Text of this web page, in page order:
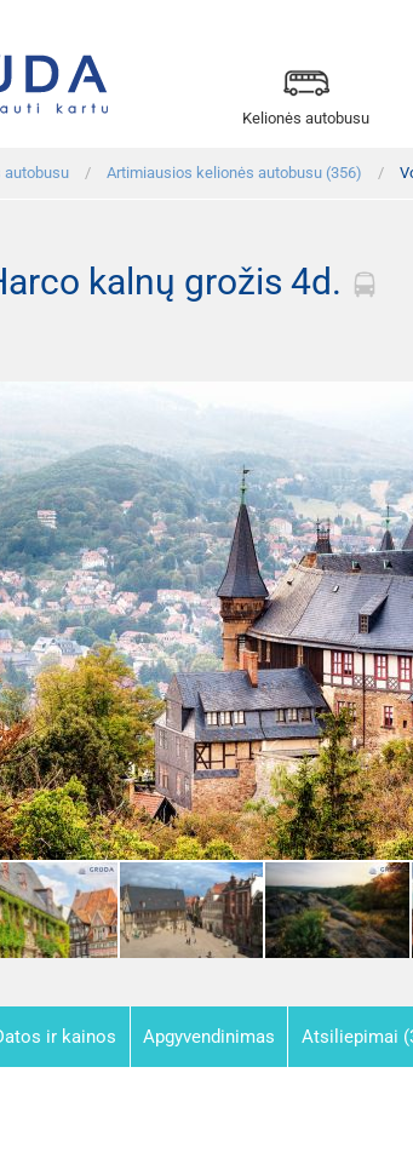
Kelionės autobusu
autobusu Artimiausios kelionės autobusu (356)
kalnų grožis 4d.
ir kainos Apgyvendinimas Atsiliepimai